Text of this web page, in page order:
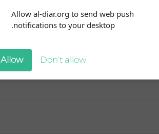
Allow al-diar.org to send web push
notifications to your desktop.
Don't allow
Allow
notifications!
To enable permission prompts, click
تواصلوا معنا English